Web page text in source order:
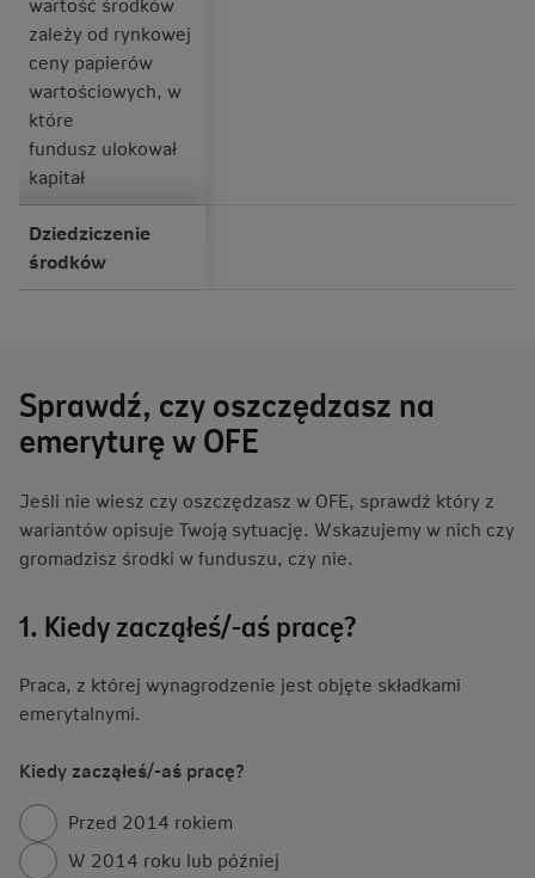
zależy od rynkowej
ceny papierów
wartościowych, w
które
fundusz ulokował
kapitał
Dziedziczenie
środków
Sprawdź, czy oszczędzasz na
emeryturę w OFE
Jeśli nie wiesz czy oszczędzasz w OFE, sprawdź który z
wariantów opisuje Twoją sytuację. Wskazujemy w nich czy
gromadzisz środki w funduszu, czy nie.
1. Kiedy zacząłeś/-aś pracę?
Praca, z której wynagrodzenie jest objęte składkami
emerytalnymi.
Kiedy zacząłeś/-aś pracę?
Przed 2014 rokiem
W 2014 roku lub później